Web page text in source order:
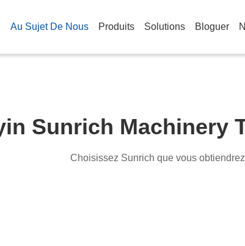
Au Sujet De Nous Produits Solutions Bloguer
Sunrich Machinery
Choisissez Sunrich que vous